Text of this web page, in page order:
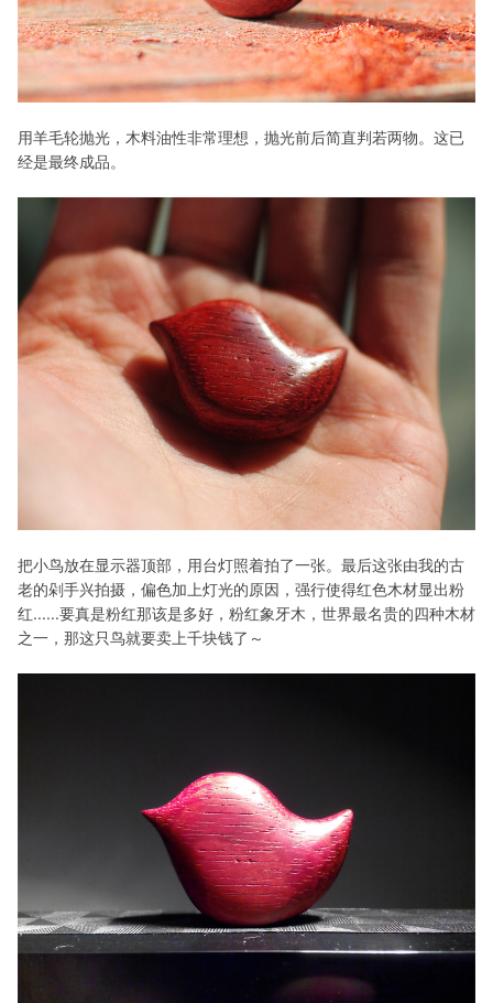
用羊毛轮抛光，木料油性非常理想，抛光前后简直判若两物。这已
经是最终成品。
把小鸟放在显示器顶部，用台灯照着拍了一张。最后这张由我的古
老的剁手兴拍摄，偏色加上灯光的原因，强行使得红色木材显出粉
红......要真是粉红那该是多好，粉红象牙木，世界最名贵的四种木材
之一，那这只鸟就要卖上千块钱了～